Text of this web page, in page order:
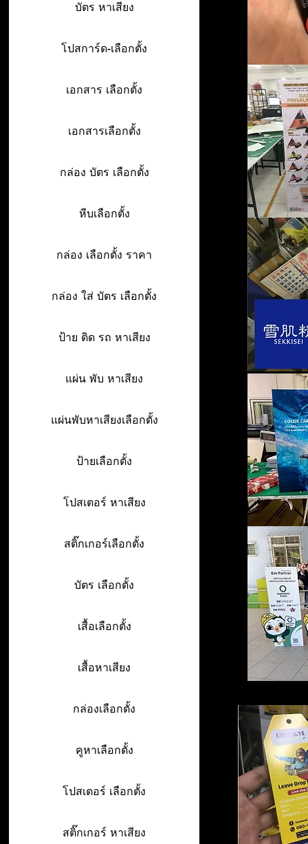
บัตร หาเสียง
โปสการ์ด-เลือกตั้ง
เอกสาร เลือกตั้ง
เอกสารเลือกตั้ง
กล่อง บัตร เลือกตั้ง
หีบเลือกตั้ง
กล่อง เลือกตั้ง ราคา
กล่อง ใส่ บัตร เลือกตั้ง
ป้าย ติด รถ หาเสียง
แผ่น พับ หาเสียง
แผ่นพับหาเสียงเลือกตั้ง
ป้ายเลือกตั้ง
โปสเตอร์ หาเสียง
สติ๊กเกอร์เลือกตั้ง
บัตร เลือกตั้ง
เสื้อเลือกตั้ง
เสื้อหาเสียง
กล่องเลือกตั้ง
คูหาเลือกตั้ง
โปสเตอร์ เลือกตั้ง
สติ๊กเกอร์ หาเสียง